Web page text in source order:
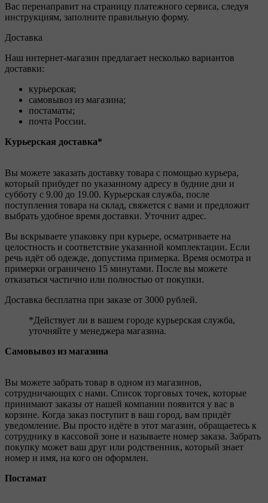
Вас перенаправит на страницу платежного сервиса, следуя
инструкциям, заполните правильную форму.
Доставка
Наш интернет-магазин предлагает несколько вариантов
доставки:
курьерская;
самовывоз из магазина;
постаматы;
почта России.
Курьерская доставка*
Вы можете заказать доставку товара с помощью курьера,
который прибудет по указанному адресу в будние дни и
субботу с 9.00 до 19.00. Курьерская служба, после
поступления товара на склад, свяжется с вами и предложит
выбрать удобное время доставки. Уточнит адрес.
Вы вскрываете упаковку при курьере, осматриваете на
целостность и соответствие указанной комплектации. Если
речь идёт об одежде, допустима примерка. Время осмотра и
примерки ограничено 15 минутами. После вы можете
отказаться частично или полностью от покупки.
Доставка бесплатна при заказе от 3000 рублей.
*Действует ли в вашем городе курьерская служба,
уточняйте у менеджера магазина.
Самовывоз из магазина
Вы можете забрать товар в одном из магазинов,
сотрудничающих с нами. Список торговых точек, которые
принимают заказы от нашей компании появится у вас в
корзине. Когда заказ поступит в ваш город, вам придёт
уведомление. Вы просто идёте в этот магазин, обращаетесь к
сотруднику в кассовой зоне и называете номер заказа. Забрать
покупку может ваш друг или родственник, который знает
номер и имя, на кого он оформлен.
Постамат